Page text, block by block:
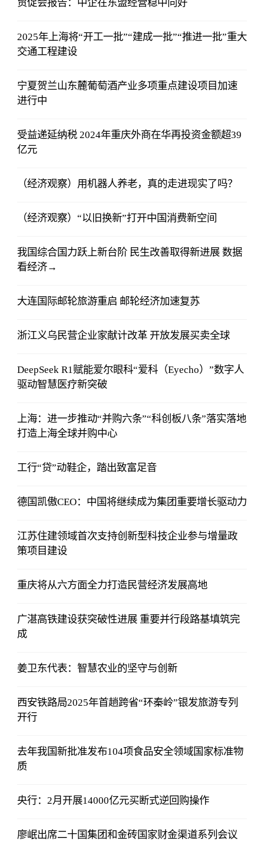
贸促会报告：中企在东盟经营稳中向好
2025年上海将“开工一批”“建成一批”“推进一批”重大
交通工程建设
宁夏贺兰山东麓葡萄酒产业多项重点建设项目加速
进行中
受益递延纳税 2024年重庆外商在华再投资金额超39
亿元
（经济观察）用机器人养老，真的走进现实了吗？
（经济观察）“以旧换新”打开中国消费新空间
我国综合国力跃上新台阶 民生改善取得新进展 数据
看经济→
大连国际邮轮旅游重启 邮轮经济加速复苏
浙江义乌民营企业家献计改革 开放发展买卖全球
DeepSeek R1赋能爱尔眼科“爱科（Eyecho）”数字人
驱动智慧医疗新突破
上海：进一步推动“并购六条”“科创板八条”落实落地
打造上海全球并购中心
工行“贷”动鞋企，踏出致富足音
德国凯傲CEO：中国将继续成为集团重要增长驱动力
江苏住建领域首次支持创新型科技企业参与增量政
策项目建设
重庆将从六方面全力打造民营经济发展高地
广湛高铁建设获突破性进展 重要并行段路基填筑完
成
姜卫东代表：智慧农业的坚守与创新
西安铁路局2025年首趟跨省“环秦岭”银发旅游专列
开行
去年我国新批准发布104项食品安全领域国家标准物
质
央行：2月开展14000亿元买断式逆回购操作
廖岷出席二十国集团和金砖国家财金渠道系列会议